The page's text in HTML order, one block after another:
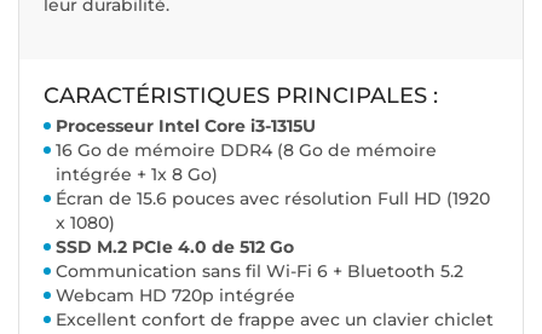
leur durabilité.
CARACTÉRISTIQUES PRINCIPALES :
Processeur Intel Core i3-1315U
16 Go de mémoire DDR4 (8 Go de mémoire
intégrée + 1x 8 Go)
Écran de 15.6 pouces avec résolution Full HD (1920
x 1080)
SSD M.2 PCIe 4.0 de 512 Go
Communication sans fil Wi-Fi 6 + Bluetooth 5.2
Webcam HD 720p intégrée
Excellent confort de frappe avec un clavier chiclet